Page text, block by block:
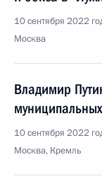
10 сентября 2022
Москва
Владимир
10 сентября 2022
Москва, Кремль